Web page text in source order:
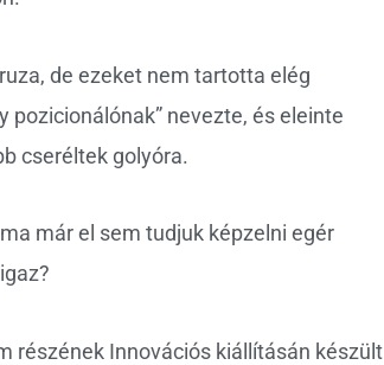
de ezeket nem tartotta elég
pozicionálónak” nevezte, és eleinte
cseréltek golyóra.
már el sem tudjuk képzelni egér
részének Innovációs kiállításán készült